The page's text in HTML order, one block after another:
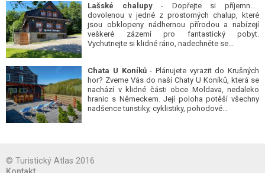
Lašské chalupy- Dopřejte si příjemnou
dovolenou v jedné z prostorných chalup, které
jsou obklopeny nádhernou přírodou a nabízejí
veškeré zázemí pro fantastický pobyt.
Vychutnejte si klidné ráno, nadechněte se...
Chata U Koníků- Plánujete vyrazit do Krušných
hor? Zveme Vás do naší Chaty U Koníků, která se
nachází v klidné části obce Moldava, nedaleko
hranic s Německem. Její poloha potěší všechny
nadšence turistiky, cyklistiky, pohodové...
© Turistický Atlas 2016